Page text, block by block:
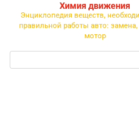
Химия движения
Энциклопедия веществ,
правильной работы авто:
мотор
Поиск: